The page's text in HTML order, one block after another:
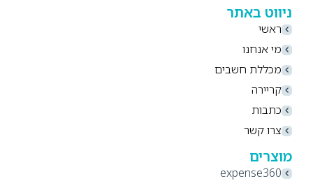
ניווט באתר
ראשי
מי אנחנו
מכללת חשבים
קריירה
כתבות
צרו קשר
מוצרים
expense360